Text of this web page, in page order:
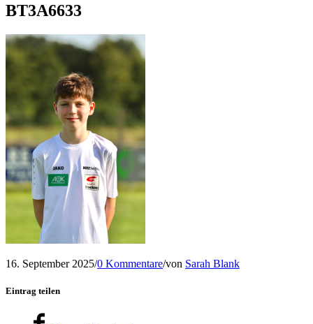
BT3A6633
16. September 2025/0 Kommentare/von Sarah Blank
Eintrag teilen